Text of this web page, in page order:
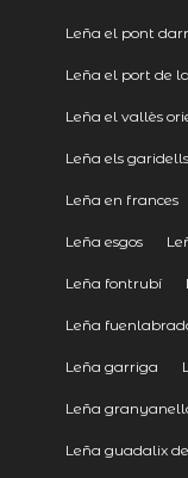
Leña el pont
Leña el port de
Leña el vallès
Leña els garidells
Leña en frances
Leña esgos
Leña fontrubí
Leña
Leña garriga
Leña
Leña guadalix